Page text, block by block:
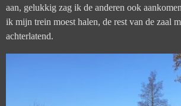
aan, gelukkig zag ik de anderen ook
ik mijn trein moest halen, de rest van de zaal
achterlatend.